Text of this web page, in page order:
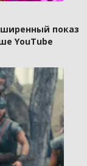
показ
YouTube